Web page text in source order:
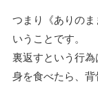
つまり《ありの
いうことです。
裏返すという行
身を食べたら、背